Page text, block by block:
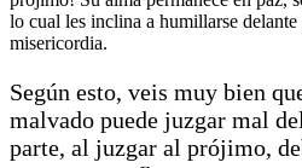
lo cual les inclina a humillarse delante
misericordia.
Según esto, veis muy bien
malvado puede juzgar mal
parte, al juzgar al prójimo,